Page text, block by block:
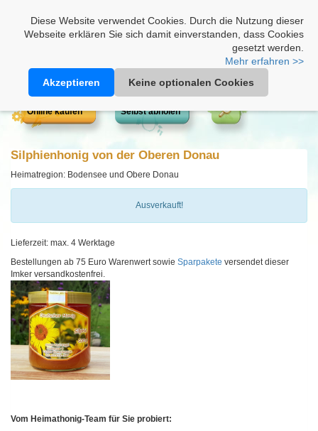
Diese Website verwendet Cookies. Durch die Nutzung dieser
Webseite erklären Sie sich damit einverstanden, dass Cookies
gesetzt werden.
Mehr erfahren >>
Akzeptieren
Keine optionalen Cookies
Online kaufen Selbst abholen
Silphienhonig von der Oberen Donau
Heimatregion: Bodensee und Obere Donau
Ausverkauft!
Lieferzeit: max. 4 Werktage
Bestellungen ab 75 Euro Warenwert sowie Sparpakete versendet dieser
Imker versandkostenfrei.
Vom Heimathonig-Team für Sie probiert: